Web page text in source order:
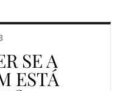
SE A
ESTÁ